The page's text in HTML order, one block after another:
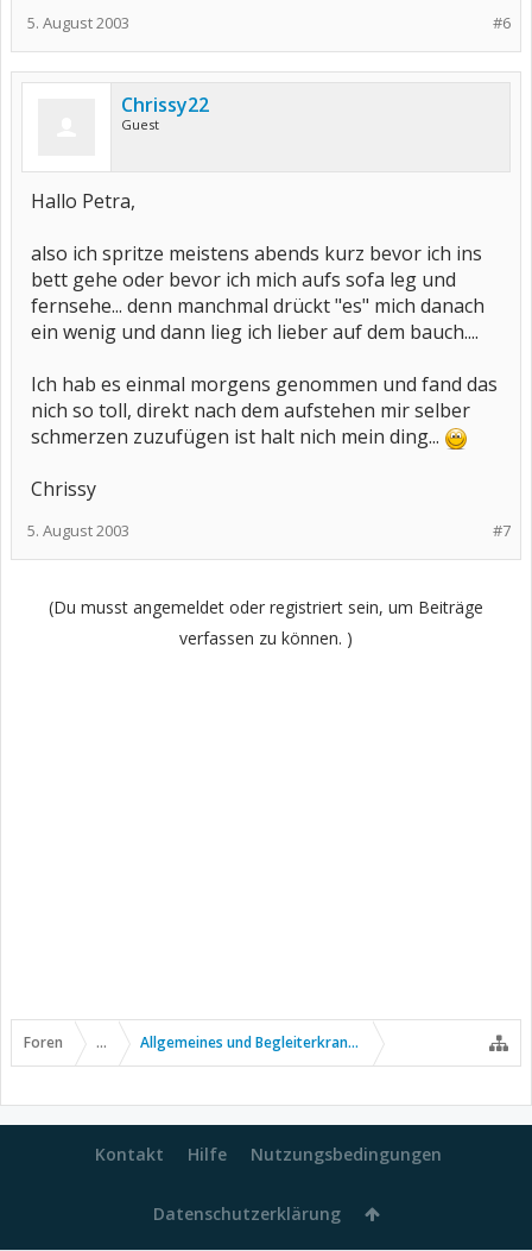
#6
5. August 2003
Chrissy22
Guest
Hallo Petra,
also ich spritze meistens abends kurz bevor ich ins
bett gehe oder bevor ich mich aufs sofa leg und
fernsehe... denn manchmal drückt "es" mich danach
ein wenig und dann lieg ich lieber auf dem bauch....
Ich hab es einmal morgens genommen und fand das
nich so toll, direkt nach dem aufstehen mir selber
schmerzen zuzufügen ist halt nich mein ding...
Chrissy
#7
5. August 2003
(Du musst angemeldet oder registriert sein, um Beiträge
verfassen zu können. )
Foren ... Allgemeines und Begleiterkrankungen
Kontakt Hilfe Nutzungsbedingungen
Datenschutzerklärung